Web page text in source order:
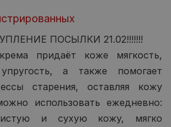
ПОСЫЛКИ 21.02!!!!!!!
придаёт коже мягкость,
а также помогает
старения, оставляя кожу
использовать ежедневно:
и сухую кожу, мягко